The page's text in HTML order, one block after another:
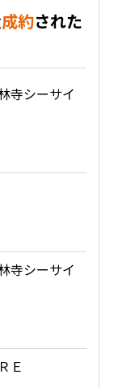
成約された
寺シーサイ
寺シーサイ
Ｅ